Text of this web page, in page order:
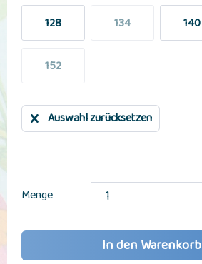
128 134 140
152
Auswahl zurücksetzen
Menge
In den Warenkorb